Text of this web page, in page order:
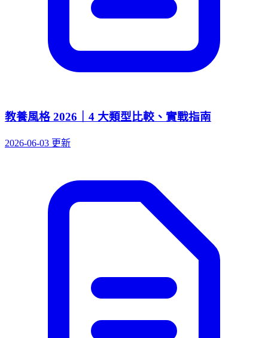
教養風格 2026｜4 大類型比較、實戰指南
2026-06-03 更新